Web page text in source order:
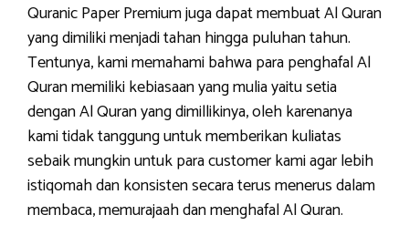
Quranic Paper Premium juga dapat membuat Al Quran
yang dimiliki menjadi tahan hingga puluhan tahun.
Tentunya, kami memahami bahwa para penghafal Al
Quran memiliki kebiasaan yang mulia yaitu setia
dengan Al Quran yang dimillikinya, oleh karenanya
kami tidak tanggung untuk memberikan kuliatas
sebaik mungkin untuk para customer kami agar lebih
istiqomah dan konsisten secara terus menerus dalam
membaca, memurajaah dan menghafal Al Quran.